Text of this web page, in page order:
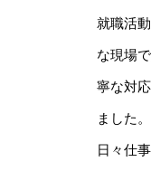
就職活
な現場
寧な対
ました
日々仕